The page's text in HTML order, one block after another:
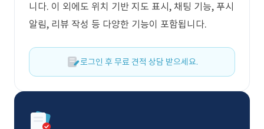
니다. 이 외에도 위치 기반 지도 표시, 채팅 기능, 푸시
알림, 리뷰 작성 등 다양한 기능이 포함됩니다.
로그인 후 무료 견적 상담 받으세요.